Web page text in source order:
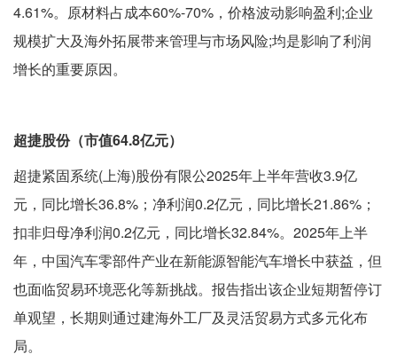
4.61%。原材料占成本60%-70%，价格波动影响盈利;企业
规模扩大及海外拓展带来管理与市场风险;均是影响了利润
增长的重要原因。
超捷股份（市值64.8亿元）
超捷紧固系统(上海)股份有限公2025年上半年营收3.9亿
元，同比增长36.8%；净利润0.2亿元，同比增长21.86%；
扣非归母净利润0.2亿元，同比增长32.84%。2025年上半
年，中国汽车零部件产业在新能源智能汽车增长中获益，但
也面临贸易环境恶化等新挑战。报告指出该企业短期暂停订
单观望，长期则通过建海外工厂及灵活贸易方式多元化布
局。